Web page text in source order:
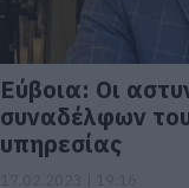
Εύβοια: Οι
συναδέλφων
υπηρεσίας